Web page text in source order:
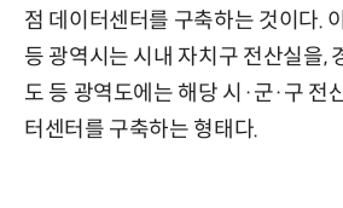
점 데이터센터를 구축하는 것이다.
등 광역시는 시내 자치구 전산실을,
도 등 광역도에는 해당 시·군·구 전
터센터를 구축하는 형태다.